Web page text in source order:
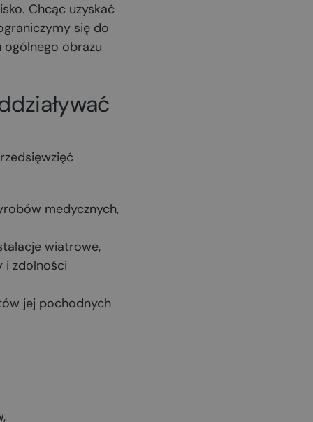
Chcąc uzyskać
się do
obrazu
medycznych,
wiatrowe,
i zdolności
jej pochodnych